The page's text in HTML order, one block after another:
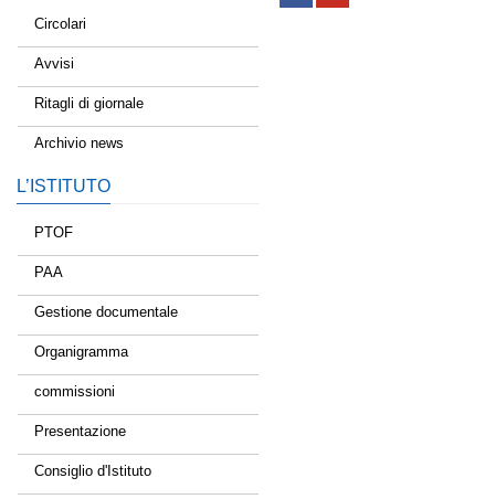
Circolari
Avvisi
Ritagli di giornale
Archivio news
L’ISTITUTO
PTOF
PAA
Gestione documentale
Organigramma
commissioni
Presentazione
Consiglio d'Istituto